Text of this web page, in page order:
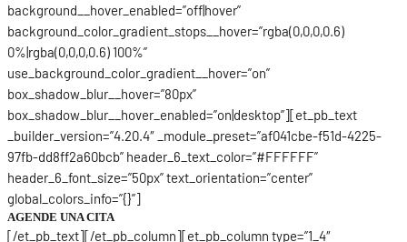
background__hover_enabled=”off|hover”
background_color_gradient_stops__hover=”rgba(0,0,0,0.6)
0%|rgba(0,0,0,0.6) 100%”
use_background_color_gradient__hover=”on”
box_shadow_blur__hover=”80px”
box_shadow_blur__hover_enabled=”on|desktop”][et_pb_text
_builder_version=”4.20.4″ _module_preset=”af041cbe-f51d-4225-
97fb-dd8ff2a60bcb” header_6_text_color=”#FFFFFF”
header_6_font_size=”50px” text_orientation=”center”
global_colors_info=”{}”]
AGENDE UNA CITA
[/et_pb_text][/et_pb_column][et_pb_column type=”1_4″